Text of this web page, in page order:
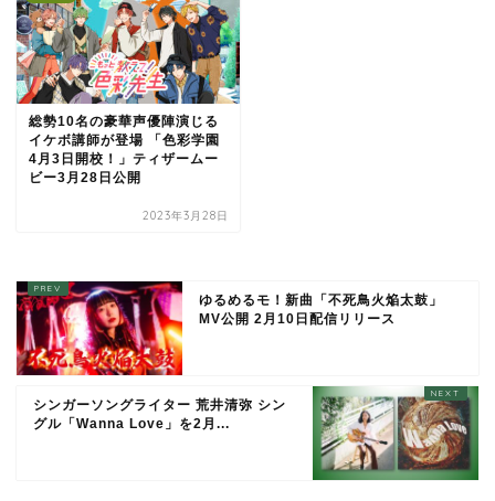
総勢10名の豪華声優陣演じる
イケボ講師が登場 「色彩学園
4月3日開校！」ティザームー
ビー3月28日公開
2023年3月28日
ゆるめるモ！新曲「不死鳥火焔太鼓」
MV公開 2月10日配信リリース
シンガーソングライター 荒井清弥 シン
グル「Wanna Love」を2月...